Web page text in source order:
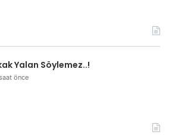
Yalan Söylemez..!
önce